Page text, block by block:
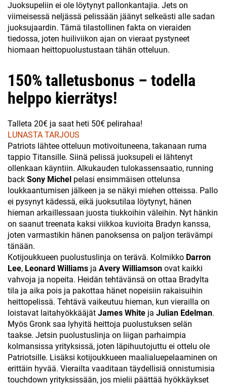
Juoksupeliin ei ole löytynyt pallonkantajia. Jets on
viimeisessä neljässä pelissään jäänyt selkeästi alle sadan
juoksujaardin. Tämä tilastollinen fakta on vieraiden
tiedossa, joten huiliviikon ajan on vieraat pystyneet
hiomaan heittopuolustustaan tähän otteluun.
150% talletusbonus – todella
helppo kierrätys!
Talleta 20€ ja saat heti 50€ pelirahaa!
LUNASTA TARJOUS
Patriots lähtee otteluun motivoituneena, takanaan ruma
tappio Titansille. Siinä pelissä juoksupeli ei lähtenyt
ollenkaan käyntiin. Alkukauden tulokassensaatio, running
back Sony Michel pelasi ensimmäisen ottelunsa
loukkaantumisen jälkeen ja se näkyi miehen otteissa. Pallo
ei pysynyt kädessä, eikä juoksutilaa löytynyt, hänen
hieman arkaillessaan juosta tiukkoihin väleihin. Nyt hänkin
on saanut treenata kaksi viikkoa kuvioita Bradyn kanssa,
joten varmastikin hänen panoksensa on paljon terävämpi
tänään.
Kotijoukkueen puolustuslinja on terävä. Kolmikko Darron
Lee, Leonard Williams ja Avery Williamson ovat kaikki
vahvoja ja nopeita. Heidän tehtävänsä on ottaa Bradylta
tila ja aika pois ja pakottaa hänet nopeisiin rakaisuihin
heittopelissä. Tehtävä vaikeutuu hieman, kun vierailla on
loistavat laitahyökkääjät James White ja Julian Edelman.
Myös Gronk saa lyhyitä heittoja puolustuksen selän
taakse. Jetsin puolustuslinja on liigan parhaimpia
kolmansissa yrityksissä, joten läpihuutojuttu ei ottelu ole
Patriotsille. Lisäksi kotijoukkueen maalialuepelaaminen on
erittäin hyvää. Vierailta vaaditaan täydellisiä onnistumisia
touchdown yrityksissään, jos mielii päättää hyökkäykset